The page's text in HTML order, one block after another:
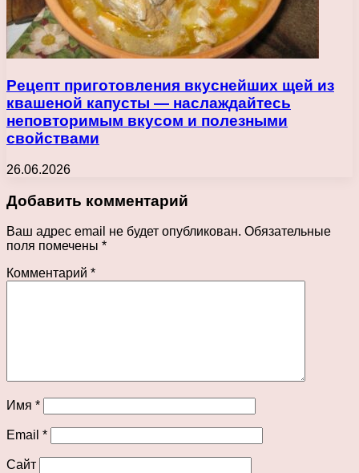
Рецепт приготовления вкуснейших щей из
квашеной капусты — наслаждайтесь
неповторимым вкусом и полезными
свойствами
26.06.2026
Добавить комментарий
Ваш адрес email не будет опубликован. Обязательные
поля помечены *
Комментарий *
Имя *
Email *
Сайт